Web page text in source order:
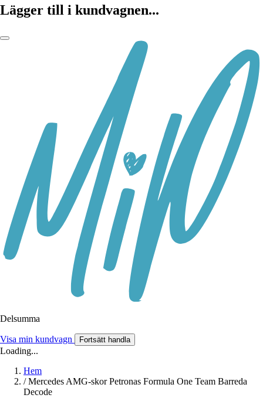
Lägger till i kundvagnen...
Delsumma
Visa min kundvagn Fortsätt handla
Loading...
Hem
/ Mercedes AMG-skor Petronas Formula One Team Barreda
Decode